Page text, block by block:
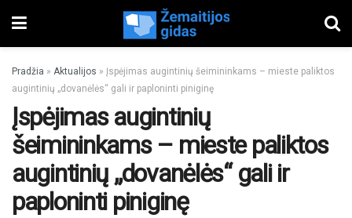
Pradžia » Aktualijos » Įspėjimas augintinių šeimininkams – mieste paliktos
augintinių „dovanėlės“ gali ir paploninti piniginę
Įspėjimas augintinių
šeimininkams – mieste paliktos
augintinių „dovanėlės“ gali ir
paploninti piniginę